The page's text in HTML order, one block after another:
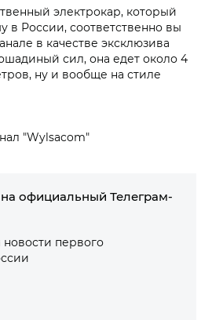
электрокар, который
в России, соответственно вы
в качестве эксклюзива
сил, она едет около 4
ну и вообще на стиле
"Wylsacom"
официальный Телеграм-
первого